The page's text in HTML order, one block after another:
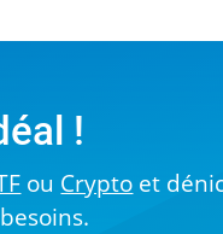
!
ou Crypto et